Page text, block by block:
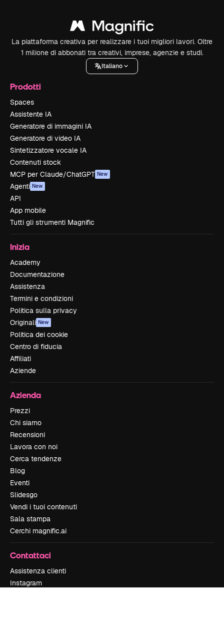
La piattaforma creativa per realizzare i tuoi migliori lavori. Oltre
1 milione di abbonati tra creativi, imprese, agenzie e studi.
Italiano
Prodotti
Spaces
Assistente IA
Generatore di immagini IA
Generatore di video IA
Sintetizzatore vocale IA
Contenuti stock
MCP per Claude/ChatGPT New
Agenti New
API
App mobile
Tutti gli strumenti Magnific
Inizia
Academy
Documentazione
Assistenza
Termini e condizioni
Politica sulla privacy
Originali New
Politica dei cookie
Centro di fiducia
Affiliati
Aziende
Azienda
Prezzi
Chi siamo
Recensioni
Lavora con noi
Cerca tendenze
Blog
Eventi
Slidesgo
Vendi i tuoi contenuti
Sala stampa
Cerchi magnific.ai
Contattaci
Assistenza clienti
Instagram